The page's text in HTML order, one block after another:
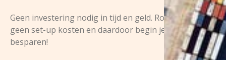
Geen investering nodig in tijd en geld. Route42 kent
geen set-up kosten en daardoor begin je direct te
besparen!